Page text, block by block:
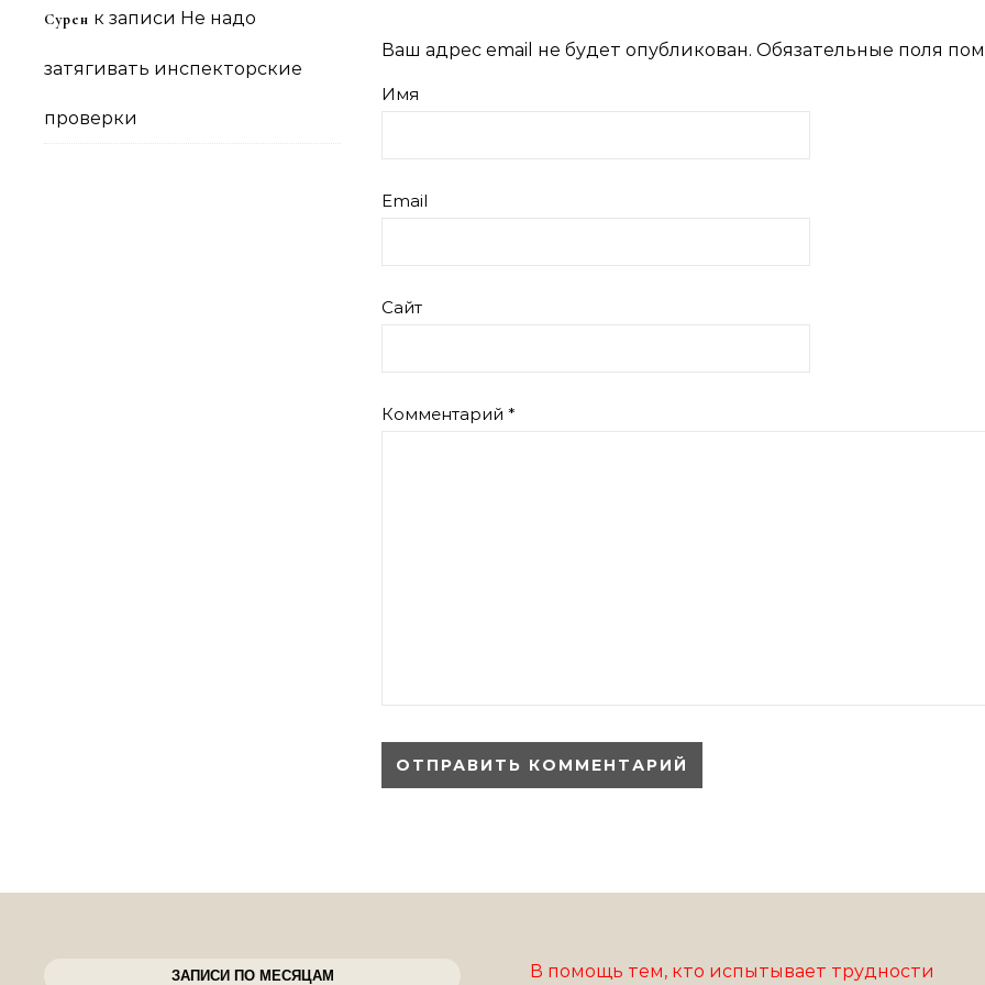
Сурен к записи Не надо
затягивать инспекторские
проверки
Ваш адрес email не будет опубликован. Обязательные поля
Имя
Email
Сайт
Комментарий *
ЗАПИСИ ПО МЕСЯЦАМ В помощь тем, кто испытывает трудности